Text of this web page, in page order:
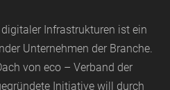
Infrastrukturen ist ein
Unternehmen der Branche.
von eco– Verband der
Initiative will durch